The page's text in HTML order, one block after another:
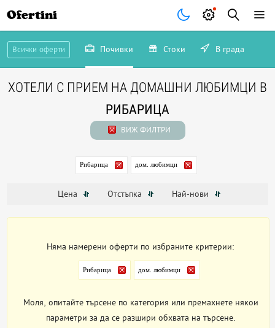
Ofertini
Всички оферти Почивки Стоки В града
ХОТЕЛИ С ПРИЕМ НА ДОМАШНИ ЛЮБИМЦИ В
РИБАРИЦА
ВИЖ ФИЛТРИ
Рибарица дом. любимци
Цена Отстъпка Най-нови
Няма намерени оферти по избраните критерии:
Рибарица дом. любимци
Моля, опитайте търсене по категория или премахнете някои
параметри за да се разшири обхвата на търсене.